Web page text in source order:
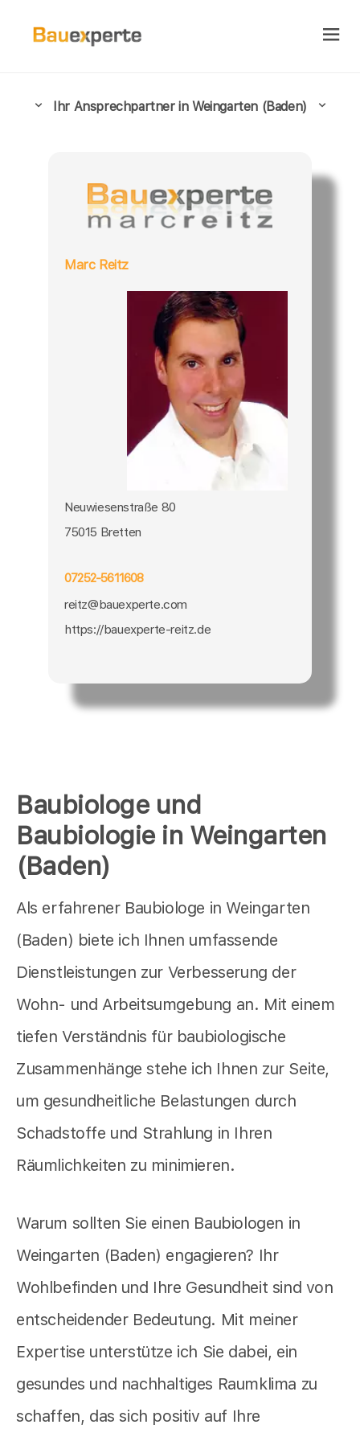
Baubiologe und
Baubiologie in Weingarten
(Baden)
Als erfahrener Baubiologe in Weingarten
(Baden) biete ich Ihnen umfassende
Dienstleistungen zur Verbesserung der
Wohn- und Arbeitsumgebung an. Mit einem
tiefen Verständnis für baubiologische
Zusammenhänge stehe ich Ihnen zur Seite,
um gesundheitliche Belastungen durch
Schadstoffe und Strahlung in Ihren
Räumlichkeiten zu minimieren.
Warum sollten Sie einen Baubiologen in
Weingarten (Baden) engagieren? Ihr
Wohlbefinden und Ihre Gesundheit sind von
entscheidender Bedeutung. Mit meiner
Expertise unterstütze ich Sie dabei, ein
gesundes und nachhaltiges Raumklima zu
schaffen, das sich positiv auf Ihre
Ihr Ansprechpartner in Weingarten (Baden)
Marc Reitz
Neuwiesenstraße 80
75015 Bretten
07252-5611608
reitz@bauexperte.com
https://bauexperte-reitz.de